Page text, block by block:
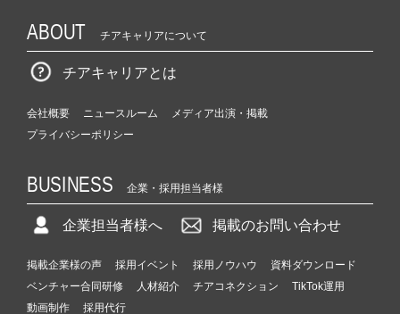
ABOUT チアキャリアについて
チアキャリアとは
会社概要 ニュースルーム
メディア出演・掲載
プライバシーポリシー
BUSINESS 企業・採用担当者様
企業担当者様へ 掲載のお問い合わせ
掲載企業様の声 採用イベント 採用ノウハウ
資料ダウンロード
ベンチャー合同研修
人材紹介 チアコネクション
TikTok運用
動画制作
採用代行